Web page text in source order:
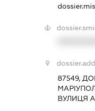
87549,
ВУЛИЦЯ